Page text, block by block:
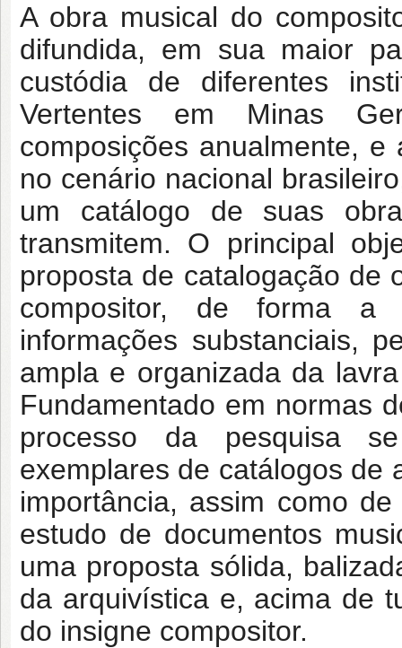
A obra musical do
difundida, em sua maior
custódia de diferentes
Vertentes em Minas
composições anualmente,
no cenário nacional
um catálogo de suas
transmitem. O principal
proposta de catalogação de
compositor, de forma a
informações substanciais,
ampla e organizada da
Fundamentado em normas
processo da pesquisa
exemplares de catálogos de
importância, assim como
estudo de documentos
uma proposta sólida,
da arquivística e, acima de
do insigne compositor.